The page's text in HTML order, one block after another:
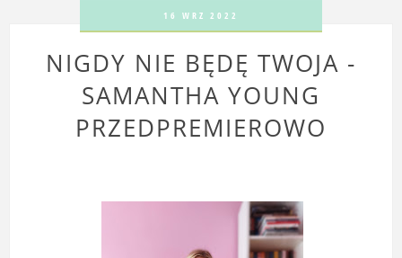
16 WRZ 2022
NIGDY NIE BĘDĘ TWOJA -
SAMANTHA YOUNG
PRZEDPREMIEROWO